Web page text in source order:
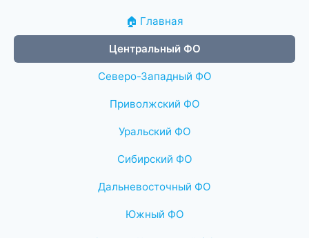
🏠 Главная
Центральный ФО
Северо-Западный ФО
Приволжский ФО
Уральский ФО
Сибирский ФО
Дальневосточный ФО
Южный ФО